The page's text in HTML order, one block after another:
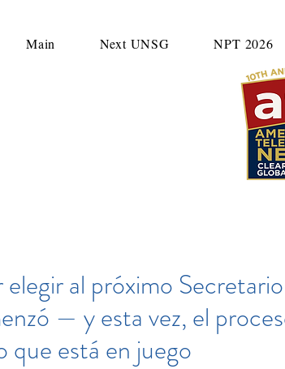
Main Next UNSG NPT 2026
elegir al próximo
— y esta vez, el
que está en juego